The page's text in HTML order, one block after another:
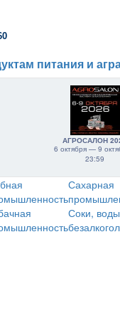
питания и
АГРОСАЛОН
6 октября — 9
23:59
Сахарная
Соки,